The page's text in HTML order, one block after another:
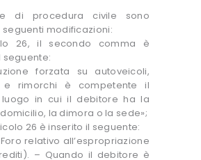
di procedura civile sono
modificazioni:
26, il secondo comma è
seguente:
forzata su autoveicoli,
e rimorchi è competente il
in cui il debitore ha la
la dimora o la sede»;
26 è inserito il seguente:
relativo all’espropriazione
– Quando il debitore è